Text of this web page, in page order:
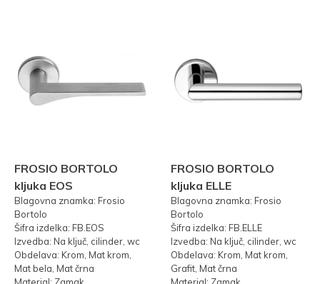
FROSIO BORTOLO
kljuka EOS
Blagovna znamka: Frosio
Bortolo
Šifra izdelka: FB.EOS
Izvedba: Na ključ, cilinder, wc
Obdelava: Krom, Mat krom,
Mat bela, Mat črna
FROSIO BORTOLO
kljuka ELLE
Blagovna znamka: Frosio
Bortolo
Šifra izdelka: FB.ELLE
Izvedba: Na ključ, cilinder, wc
Obdelava: Krom, Mat krom,
Grafit, Mat črna